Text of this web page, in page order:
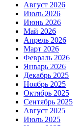
Август 2026
Июль 2026
Июнь 2026
Май 2026
Апрель 2026
Март 2026
Февраль 2026
Январь 2026
Декабрь 2025
Ноябрь 2025
Октябрь 2025
Сентябрь 2025
Август 2025
Июль 2025